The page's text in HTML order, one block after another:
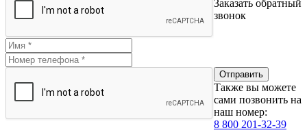
Заказать обратный
звонок
Также вы можете
сами позвонить на
наш номер:
8 800 201-32-39